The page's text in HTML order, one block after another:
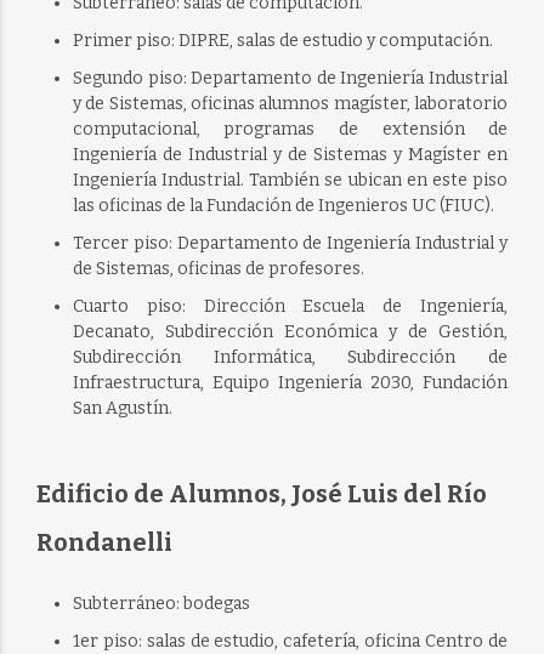
Primer piso: DIPRE, salas de estudio y computación.
Segundo piso: Departamento de Ingeniería Industrial
y de Sistemas, oficinas alumnos magíster, laboratorio
computacional, programas de extensión de
Ingeniería de Industrial y de Sistemas y Magíster en
Ingeniería Industrial. También se ubican en este piso
las oficinas de la Fundación de Ingenieros UC (FIUC).
Tercer piso: Departamento de Ingeniería Industrial y
de Sistemas, oficinas de profesores.
Cuarto piso: Dirección Escuela de Ingeniería,
Decanato, Subdirección Económica y de Gestión,
Subdirección Informática, Subdirección de
Infraestructura, Equipo Ingeniería 2030, Fundación
San Agustín.
Edificio de Alumnos, José Luis del Río
Rondanelli
Subterráneo: bodegas
1er piso: salas de estudio, cafetería, oficina Centro de